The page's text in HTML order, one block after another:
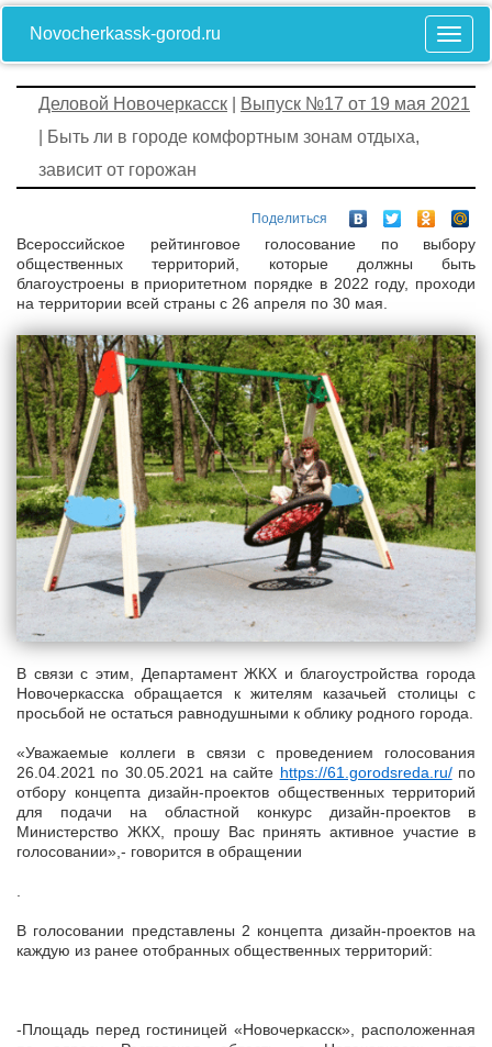
Novocherkassk-gorod.ru
Деловой Новочеркасск
Выпуск №17 от 19 мая 2021
| Быть ли в городе комфортным зонам отдыха,
зависит от горожан
Поделиться
Всероссийское рейтинговое голосование по выбору
общественных территорий, которые должны быть
благоустроены в приоритетном порядке в 2022 году, проходи
на территории всей страны с 26 апреля по 30 мая.
В связи с этим, Департамент ЖКХ и благоустройства города
Новочеркасска обращается к жителям казачьей столицы с
просьбой не остаться равнодушными к облику родного города.
«Уважаемые коллеги в связи с проведением голосования
26.04.2021 по 30.05.2021 на сайте https://61.gorodsreda.ru/по
отбору концепта дизайн-проектов общественных территорий
для подачи на областной конкурс дизайн-проектов в
Министерство ЖКХ, прошу Вас принять активное участие в
голосовании»,- говорится в обращении
В голосовании представлены 2 концепта дизайн-проектов на
каждую из ранее отобранных общественных территорий:
-Площадь перед гостиницей «Новочеркасск», расположенная